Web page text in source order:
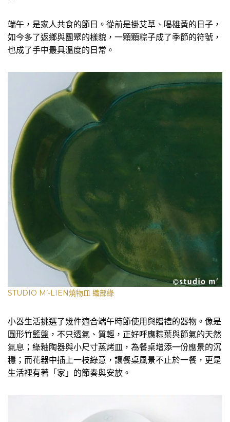
端午，是家人共食的節日。從前是掛艾草、喝雄黃的日子，
如今多了返鄉與團聚的樣貌，一顆顆粽子成了季節的符號，
也成了手中最具溫度的日常。
STUDIO M’-LIEN燒物皿 織部綠
小器生活挑選了幾件適合端午時節使用與贈禮的器物。像是
圓形竹籃盤，不只透氣、質輕，正好呼應粽葉與節氣的天然
氣息；綠釉陶器與小尺寸蒸烤皿，為餐桌增添一份應景的沉
穩；而花器中插上一枝綠意，讓餐桌風景不止於一餐，更是
生活裡有著「家」的節奏與安放。